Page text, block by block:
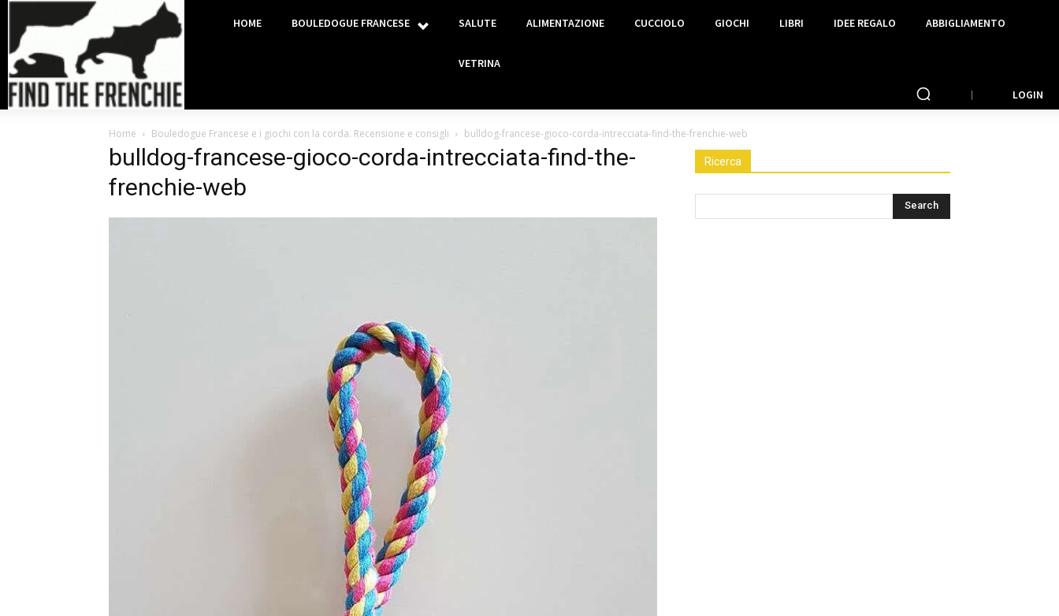
HOME BOULEDOGUE FRANCESE SALUTE ALIMENTAZIONE CUCCIOLO GIOCHI LIBRI IDEE REGALO ABBIGLIAMENTO
VETRINA
LOGIN
Home Bouledogue Francese e i giochi con la corda. Recensione e consigli bulldog-francese-gioco-corda-intrecciata-find-the-frenchie-web
bulldog-francese-gioco-corda-intrecciata-find-the-
frenchie-web
Ricerca